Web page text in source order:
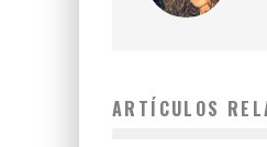
ARTÍCULOS